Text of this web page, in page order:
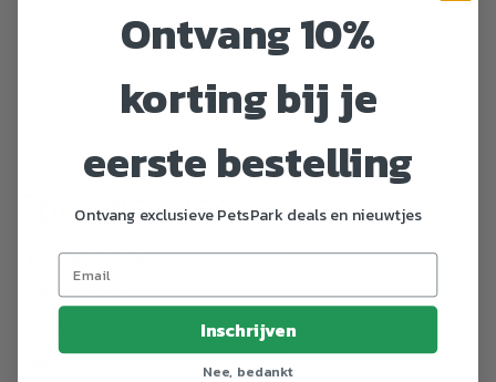
Voorkomt schrokken tijdens de maaltijd
Voor alle soorten voer geschikt
Inhoud van de bak is 0,25 l
Doorsnede van de bak is 18 cm
De kleur van deze anti-schrokbak is wit
Specificaties
Artikelnummer
24800
EAN nummer
4047974248003
Kat
Trixie
Ontvang 10%
korting bij je
eerste bestelling
Ontvang exclusieve PetsPark deals en nieuwtjes
Inschrijven
Nee, bedankt